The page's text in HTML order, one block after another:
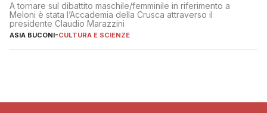
A tornare sul dibattito maschile/femminile in riferimento a
Meloni è stata l’Accademia della Crusca attraverso il
presidente Claudio Marazzini
ASIA BUCONI-CULTURA E SCIENZE